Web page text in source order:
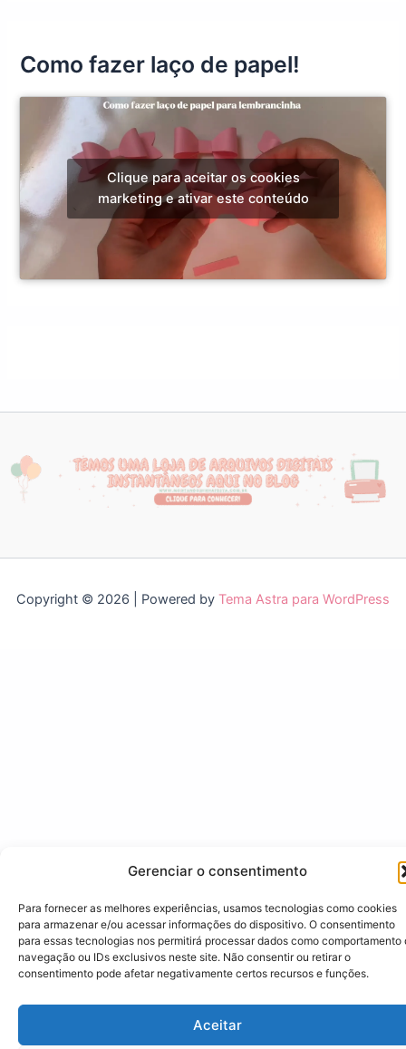
Gerenciar o consentimento
Para fornecer as melhores experiências, usamos tecnologias como cookies
para armazenar e/ou acessar informações do dispositivo. O consentimento
para essas tecnologias nos permitirá processar dados como comportamento
navegação ou IDs exclusivos neste site. Não consentir ou retirar o
consentimento pode afetar negativamente certos recursos e funções.
Aceitar
Como fazer laço de papel!
Clique para aceitar os cookies
marketing e ativar este conteúdo
Copyright © 2026 | Powered by Tema Astra para WordPress